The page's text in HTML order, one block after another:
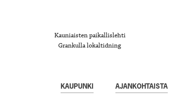
Kauniaisten paikallislehti
Grankulla lokaltidning
KAUPUNKI
AJANKOHTAISTA